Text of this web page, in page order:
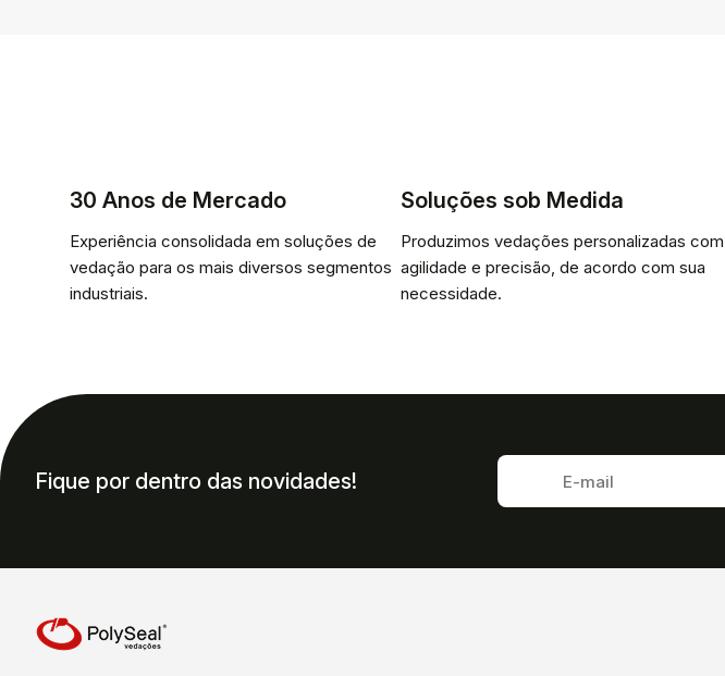
30 Anos de Mercado
Experiência consolidada em soluções de
vedação para os mais diversos segmentos
industriais.
Soluções sob Medida
Produzimos vedações personalizadas com
agilidade e precisão, de acordo com sua
necessidade.
Fique por dentro das novidades!